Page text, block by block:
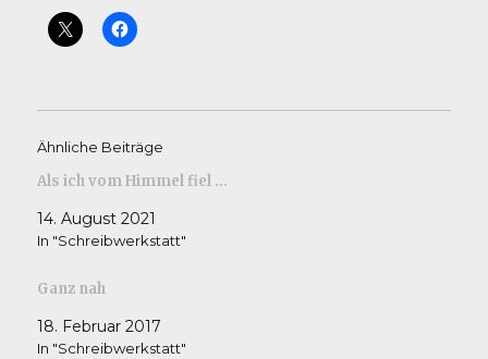
Ähnliche Beiträge
Als ich vom Himmel fiel …
14. August 2021
In "Schreibwerkstatt"
Ganz nah
18. Februar 2017
In "Schreibwerkstatt"